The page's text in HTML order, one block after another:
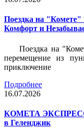
Поездка на
Комфорт и
Поездка на
перемещение из
приключение
Подробнее
16.07.2026
КОМЕТА ЭКСПРЕСС:
в Геленджик